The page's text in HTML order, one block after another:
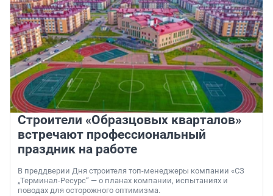
Строители «Образцовых кварталов»
встречают профессиональный
праздник на работе
В преддверии Дня строителя топ-менеджеры компании «СЗ
„Терминал-Ресурс“ — о планах компании, испытаниях и
поводах для осторожного оптимизма.